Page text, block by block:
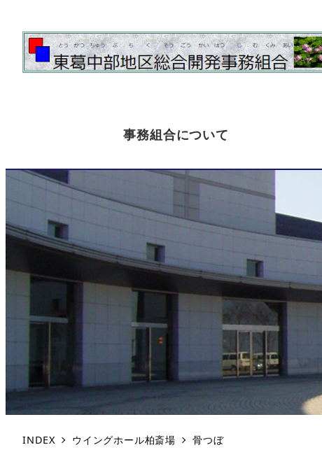
事務組合について
INDEX ウイングホール柏斎場 骨つぼ